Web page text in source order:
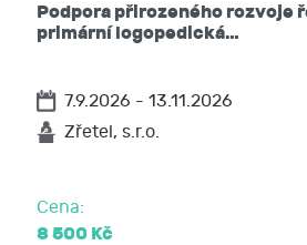
Podpora přirozeného rozvoje
primární logopedická…
7.9.2026 - 13.11.2026
Zřetel, s.r.o.
Cena:
8 500 Kč